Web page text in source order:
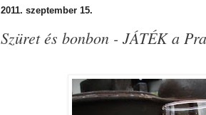
2011. szeptember 15.
Szüret és bonbon - JÁTÉK a